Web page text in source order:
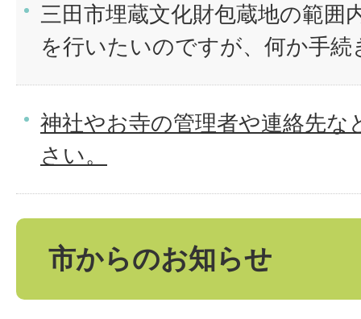
三田市埋蔵文化財包蔵地の範囲
を行いたいのですが、何か手
神社やお寺の管理者や連絡先
さい。
市からのお知らせ